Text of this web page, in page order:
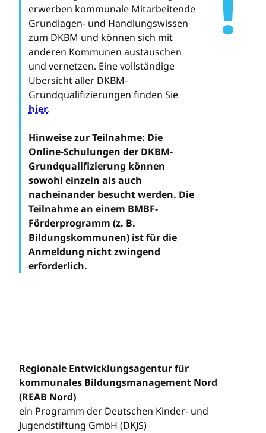
erwerben kommunale Mitarbeitende
Grundlagen- und Handlungswissen
zum DKBM und können sich mit
anderen Kommunen austauschen
und vernetzen. Eine vollständige
Übersicht aller DKBM-
Grundqualifizierungen finden Sie
hier.
Hinweise zur Teilnahme: Die
Online-Schulungen der DKBM-
Grundqualifizierung können
sowohl einzeln als auch
nacheinander besucht werden. Die
Teilnahme an einem BMBF-
Förderprogramm (z. B.
Bildungskommunen) ist für die
Anmeldung nicht zwingend
erforderlich.
Regionale Entwicklungsagentur für
kommunales Bildungsmanagement Nord
(REAB Nord)
ein Programm der Deutschen Kinder- und
Jugendstiftung GmbH (DKJS)